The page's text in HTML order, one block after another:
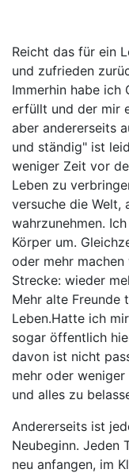
Reicht das für ein
und zufrieden
Immerhin habe ich
erfüllt und der mir
aber andererseits
und ständig" ist
weniger Zeit vor
Leben zu
versuche die Welt,
wahrzunehmen.
Körper um.
oder mehr
Strecke: wieder
Mehr alte Freunde
Leben.Hatte ich
sogar öffentlich
davon ist nicht
mehr oder
und alles zu
Andererseits ist
Neubeginn. Jeden
neu anfangen, im